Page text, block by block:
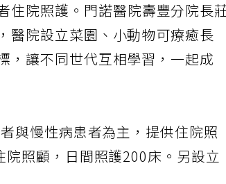
住院照護。門諾醫院壽豐分院長
醫院設立菜園、小動物可療癒長
，讓不同世代互相學習，一起成
與慢性病患者為主，提供住院照
照顧，日間照護200床。另設立